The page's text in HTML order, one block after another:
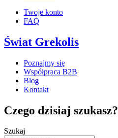
Twoje konto
FAQ
Świat Grekolis
Poznajmy się
Współpraca B2B
Blog
Kontakt
Czego dzisiaj szukasz?
Szukaj